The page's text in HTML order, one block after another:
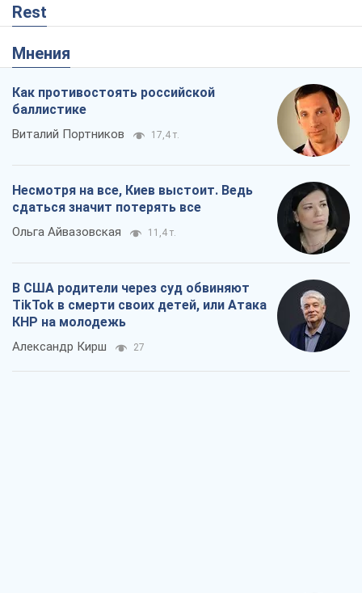
Rest
Мнения
Как противостоять российской
баллистике
Виталий Портников 17,4 т.
Несмотря на все, Киев выстоит. Ведь
сдаться значит потерять все
Ольга Айвазовская 11,4 т.
В США родители через суд обвиняют
TikTok в смерти своих детей, или Атака
КНР на молодежь
Александр Кирш 27